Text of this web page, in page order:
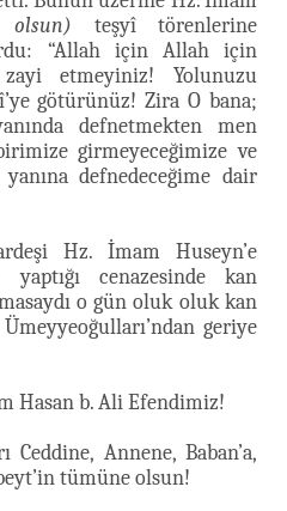
olsun) teşyî törenlerine
“Allah için Allah için
etmeyiniz! Yolunuzu
götürünüz! Zira O bana;
defnetmekten men
girmeyeceğimize ve
defnedeceğime dair
Hz. İmam Huseyn’e
yaptığı cenazesinde kan
o gün oluk oluk kan
geriye
Hasan b. Ali Efendimiz!
Ceddine, Annene, Baban’a,
tümüne olsun!